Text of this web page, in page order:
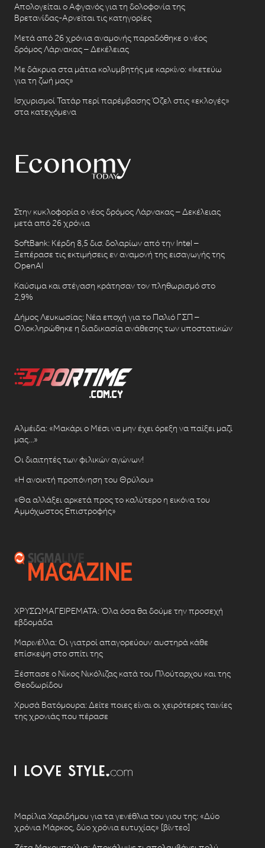
Απολογείται ο Αφγανός για τη δολοφονία της
Βρετανίδας-Αρνείται τις κατηγορίες
Μετά από 26 χρόνια αναμονής παραδόθηκε ο νέος
δρόμος Λάρνακας – Δεκέλειας
Με δάκρυα στα μάτια κολυμβητής με καρκίνο: «Ικετεύω
για τη ζωή μας»
Ισχυρισμοί Τατάρ περί παρέμβασης Όζελ στις «εκλογές»
στα κατεχόμενα
Στην κυκλοφορία ο νέος δρόμος Λάρνακας – Δεκέλειας
μετά από 26 χρόνια
SoftBank: Κέρδη 8,5 δισ. δολαρίων από την Intel –
Ξεπέρασε τις εκτιμήσεις εν αναμονή της εισαγωγής της
OpenAI
Καύσιμα και στέγαση κράτησαν τον πληθωρισμό στο
2,9%
Δήμος Λευκωσίας: Νέα εποχή για το Παλιό ΓΣΠ –
Ολοκληρώθηκε η διαδικασία ανάθεσης των υποστατικών
Αλμέιδα: «Μακάρι ο Μέσι να μην έχει όρεξη να παίξει μαζί
μας…»
Οι διαιτητές των φιλικών αγώνων!
«Η ανοικτή προπόνηση του Θρύλου»
«Θα αλλάξει αρκετά προς το καλύτερο η εικόνα του
Αμμόχωστος Επιστροφής»
ΧΡΥΣΩΜΑΓΕΙΡΕΜΑΤΑ: Όλα όσα θα δούμε την προσεχή
εβδομάδα
Μαρινέλλα: Οι γιατροί απαγορεύουν αυστηρά κάθε
επίσκεψη στο σπίτι της
Ξέσπασε ο Νίκος Νικόλιζας κατά του Πλούταρχου και της
Θεοδωρίδου
Χρυσά Βατόμουρα: Δείτε ποιες είναι οι χειρότερες ταινίες
της χρονιάς που πέρασε
Μαρίλια Χαριδήμου για τα γενέθλια του γιου της: «Δύο
χρόνια Μάρκος, δύο χρόνια ευτυχίας» [βίντεο]